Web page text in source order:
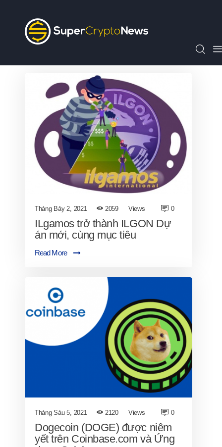
Tháng Bảy 2, 2021 2059 Views 0
ILgamos trở thành ILGON Dự
án mới, cùng mục tiêu
Read More
Tháng Sáu 5, 2021 2120 Views 0
Dogecoin (DOGE) được niêm
yết trên Coinbase.com và Ứng
Chỉ Số SCN30
Tin Tức
Video
Thông Cáo Báo Chí
Tiếng Việt